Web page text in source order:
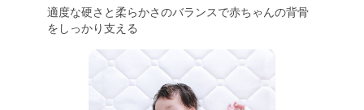
適度な硬さと柔らかさのバランスで赤ちゃんの背骨
をしっかり支える